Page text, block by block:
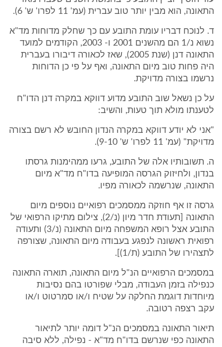
התאונה, הוא מבין יותר טוב עברית (עמ' 11 לפרו' ש' 6).
ד. לנוכח דבריו עומת התובע עם כך שחלק מדוחות מד"א
נשוא נ/1 הם מהשנים 2001 ו- 2003, הקודמים למועד
התאונה דנן (שנת 2005), שאז לכאורה דיבורו בעברית
היה פחות טוב מיום התאונה, ואף על פי כן הדוחות
נרשמו בצורה מדויקת.
על כן נשאל שוב התובע מדוע דווקא במקרה דנן הדו"ח
לטענתו מולא תוך טעות, והשיב:
"אני לא יודע דווקא במקרה הנדון החובש לא רשם בצורה
מדויקת" (עמ' 11 לפרו' ש' 9-10).
ה. תשובותיו אלה של התובע, גרעו ממהימנות גרסתו
בנדון, ולחיזוק הגרסה המופיעה בדו"ח מד"א מיום
התאונה, שנרשמה לכאורה מפיו.
גרסה זו אף חוזקה ממסמכים רפואיים נוספים מיום
התאונה [תעודת חדר מיון (נ/2), צילום מתיקו הרפואי של
התובע אצל רופא המשפחה מיום התאונה (נ/3) ותעודה
רפואית ראשונה לנפגע בעבודה מיום התאונה, שצורפה
לתצהירו של התובע (ת/1)].
במסמכים הרפואיים הנ"ל מיום התאונה, תוארה התאונה
כנפילה בזמן העבודה, מבלי שפורטו בהם נסיבות
מיוחדות דוגמת החלקה על שטיח ו/או סמרטוט ו/או
עקב רצפה רטובה.
תיאור התאונה במסמכים הנ"ל דומה יותר לתיאור
התאונה כפי שנרשם בדו"ח מד"א - נפילה, ללא סיבה